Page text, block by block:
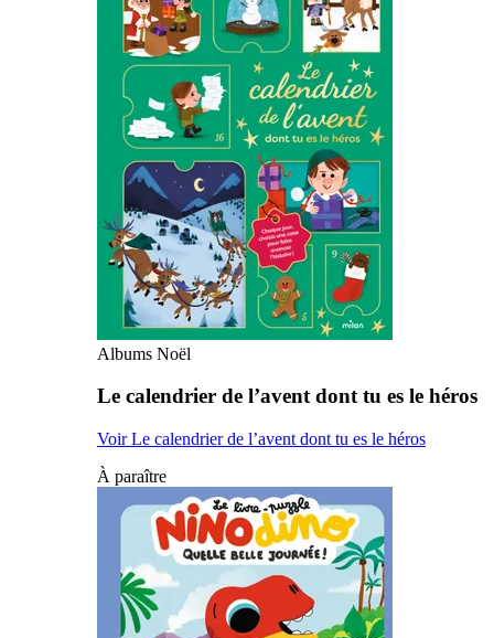
Albums Noël
Le calendrier de l’avent dont tu es le héros
Voir Le calendrier de l’avent dont tu es le héros
À paraître